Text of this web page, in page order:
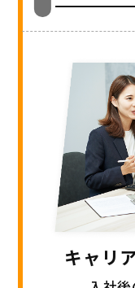
キャリ